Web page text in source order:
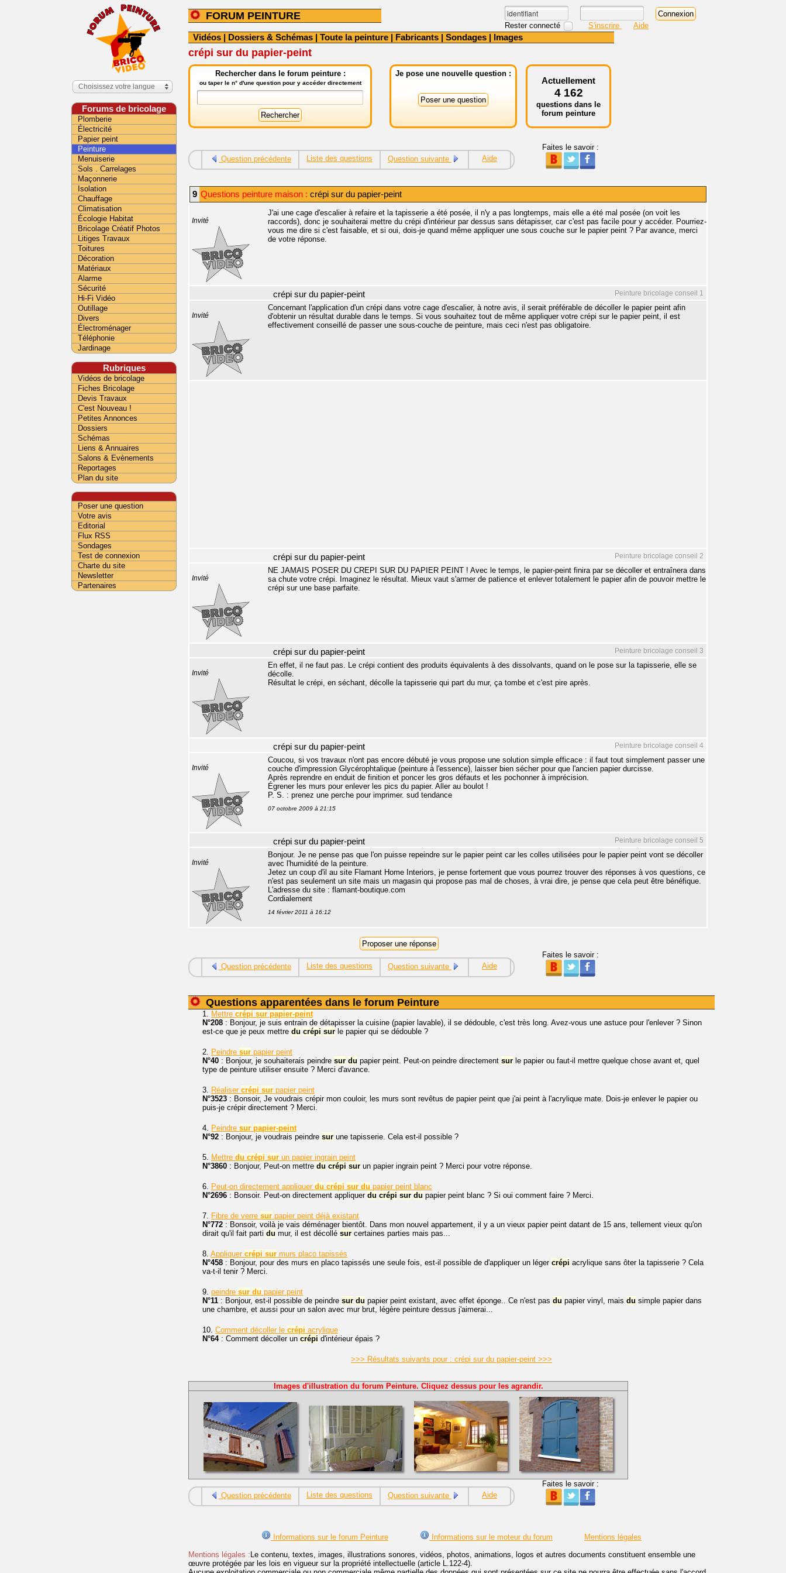
FORUM PEINTURE
Rester connecté S'inscrire Aide
Vidéos | Dossiers & Schémas | Toute la peinture | Fabricants | Sondages | Images
crépi sur du papier-peint
Rechercher dans le forum peinture :
ou taper le n° d'une question pour y accéder directement
Je pose une nouvelle question :
Actuellement
4 162
questions dans le
forum peinture
Question précédente Liste des questions Question suivante Aide
Faites le savoir :
9 Questions peinture maison : crépi sur du papier-peint
Invité
J'ai une cage d'escalier à refaire et la tapisserie a été posée, il n'y a pas longtemps, mais elle a été mal posée (on voit les
raccords), donc je souhaiterai mettre du crépi d'intérieur par dessus sans détapisser, car c'est pas facile pour y accéder. Pourriez-
vous me dire si c'est faisable, et si oui, dois-je quand même appliquer une sous couche sur le papier peint ? Par avance, merci
de votre réponse.
Peinture bricolage conseil 1
crépi sur du papier-peint
Invité
Concernant l'application d'un crépi dans votre cage d'escalier, à notre avis, il serait préférable de décoller le papier peint afin
d'obtenir un résultat durable dans le temps. Si vous souhaitez tout de même appliquer votre crépi sur le papier peint, il est
effectivement conseillé de passer une sous-couche de peinture, mais ceci n'est pas obligatoire.
Peinture bricolage conseil 2
crépi sur du papier-peint
Invité
NE JAMAIS POSER DU CREPI SUR DU PAPIER PEINT ! Avec le temps, le papier-peint finira par se décoller et entraînera dans
sa chute votre crépi. Imaginez le résultat. Mieux vaut s'armer de patience et enlever totalement le papier afin de pouvoir mettre le
crépi sur une base parfaite.
Peinture bricolage conseil 3
crépi sur du papier-peint
Invité
En effet, il ne faut pas. Le crépi contient des produits équivalents à des dissolvants, quand on le pose sur la tapisserie, elle se
décolle.
Résultat le crépi, en séchant, décolle la tapisserie qui part du mur, ça tombe et c'est pire après.
Peinture bricolage conseil 4
crépi sur du papier-peint
Invité
Coucou, si vos travaux n'ont pas encore débuté je vous propose une solution simple efficace : il faut tout simplement passer une
couche d'impression Glycérophtalique (peinture à l'essence), laisser bien sécher pour que l'ancien papier durcisse.
Après reprendre en enduit de finition et poncer les gros défauts et les pochonner à imprécision.
Égrener les murs pour enlever les pics du papier. Aller au boulot !
P. S. : prenez une perche pour imprimer. sud tendance
07 octobre 2009 à 21:15
Peinture bricolage conseil 5
crépi sur du papier-peint
Invité
Bonjour. Je ne pense pas que l'on puisse repeindre sur le papier peint car les colles utilisées pour le papier peint vont se décoller
avec l'humidité de la peinture.
Jetez un coup d'il au site Flamant Home Interiors, je pense fortement que vous pourrez trouver des réponses à vos questions, ce
n'est pas seulement un site mais un magasin qui propose pas mal de choses, à vrai dire, je pense que cela peut être bénéfique.
L'adresse du site : flamant-boutique.com
Cordialement
14 février 2011 à 16:12
Question précédente Liste des questions Question suivante Aide
Faites le savoir :
Questions apparentées dans le forum Peinture
1. Mettre crépi sur papier-peint
N°208 : Bonjour, je suis entrain de détapisser la cuisine (papier lavable), il se dédouble, c'est très long. Avez-vous une astuce pour l'enlever ? Sinon
est-ce que je peux mettre du crépi sur le papier qui se dédouble ?
2. Peindre sur papier peint
N°40 : Bonjour, je souhaiterais peindre sur du papier peint. Peut-on peindre directement sur le papier ou faut-il mettre quelque chose avant et, quel
type de peinture utiliser ensuite ? Merci d'avance.
3. Réaliser crépi sur papier peint
N°3523 : Bonsoir, Je voudrais crépir mon couloir, les murs sont revêtus de papier peint que j'ai peint à l'acrylique mate. Dois-je enlever le papier ou
puis-je crépir directement ? Merci.
4. Peindre sur papier-peint
N°92 : Bonjour, je voudrais peindre sur une tapisserie. Cela est-il possible ?
5. Mettre du crépi sur un papier ingrain peint
N°3860 : Bonjour, Peut-on mettre du crépi sur un papier ingrain peint ? Merci pour votre réponse.
6. Peut-on directement appliquer du crépi sur du papier peint blanc
N°2696 : Bonsoir. Peut-on directement appliquer du crépi sur du papier peint blanc ? Si oui comment faire ? Merci.
7. Fibre de verre sur papier peint déjà existant
N°772 : Bonsoir, voilà je vais déménager bientôt. Dans mon nouvel appartement, il y a un vieux papier peint datant de 15 ans, tellement vieux qu'on
dirait qu'il fait parti du mur, il est décollé sur certaines parties mais pas...
8. Appliquer crépi sur murs placo tapissés
N°458 : Bonjour, pour des murs en placo tapissés une seule fois, est-il possible de d'appliquer un léger crépi acrylique sans ôter la tapisserie ? Cela
va-t-il tenir ? Merci.
9. peindre sur du papier peint
N°11 : Bonjour, est-il possible de peindre sur du papier peint existant, avec effet éponge.. Ce n'est pas du papier vinyl, mais du simple papier dans
une chambre, et aussi pour un salon avec mur brut, légère peinture dessus j'aimerai...
10. Comment décoller le crépi acrylique
N°64: Comment décoller un crépi d'intérieur épais ?
>>> Résultats suivants pour : crépi sur du papier-peint >>>
Images d'illustration du forum Peinture. Cliquez dessus pour les agrandir.
Question précédente Liste des questions Question suivante Aide
Faites le savoir :
Informations sur le forum Peinture Informations sur le moteur du forum
Mentions légales
Mentions légales : Le contenu, textes, images, illustrations sonores, vidéos, photos, animations, logos et autres documents constituent ensemble une
œuvre protégée par les lois en vigueur sur la propriété intellectuelle (article L.122-4).
Choisissez votre langue
Forums de bricolage
Plomberie
Électricité
Papier peint
Peinture
Menuiserie
Sols . Carrelages
Maçonnerie
Isolation
Chauffage
Climatisation
Écologie Habitat
Bricolage Créatif Photos
Litiges Travaux
Toitures
Décoration
Matériaux
Alarme
Sécurité
Hi-Fi Vidéo
Outillage
Divers
Électroménager
Téléphonie
Jardinage
Rubriques
Vidéos de bricolage
Fiches Bricolage
Devis Travaux
C'est Nouveau !
Petites Annonces
Dossiers
Schémas
Liens & Annuaires
Salons & Evènements
Reportages
Plan du site
Poser une question
Votre avis
Editorial
Flux RSS
Sondages
Test de connexion
Charte du site
Newsletter
Partenaires